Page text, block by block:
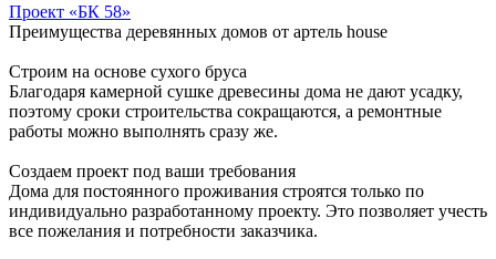
Проект «БК 58»
Преимущества деревянных домов от артель house
Строим на основе сухого бруса
Благодаря камерной сушке древесины дома не дают усадку,
поэтому сроки строительства сокращаются, а ремонтные
работы можно выполнять сразу же.
Создаем проект под ваши требования
Дома для постоянного проживания строятся только по
индивидуально разработанному проекту. Это позволяет учесть
все пожелания и потребности заказчика.